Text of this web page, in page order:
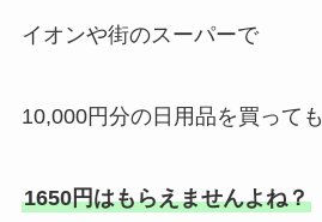
イオンや街のスーパーで
10,000円分の日用品を買っても
1650円はもらえませんよね？